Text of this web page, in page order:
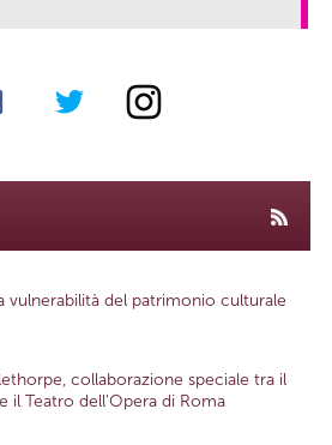
vulnerabilità del patrimonio culturale
collaborazione speciale tra il
il Teatro dell'Opera di Roma